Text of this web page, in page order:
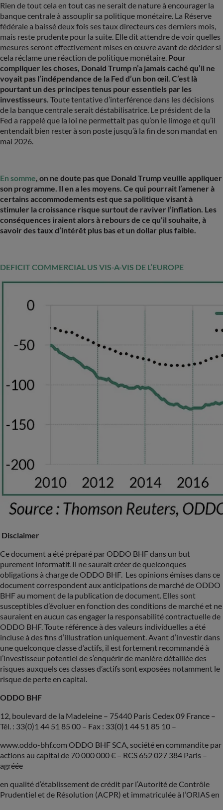
Rien de tout cela en tout cas ne serait de nature à encourager la
banque centrale à assouplir sa politique monétaire. La Réserve
fédérale a baissé deux fois ses taux directeurs ces derniers mois,
mais reste prudente pour la suite. Elle dit attendre de voir quelles
mesures seront effectivement mises en œuvre avant de décider si
cela réclame une réaction de politique monétaire. Pour
compliquer les choses, Donald Trump n’a jamais caché qu’il ne
voyait pas l’indépendance de la Fed d’un bon œil. C’est là
pourtant un des principes tenus pour essentiels par les
investisseurs. Toute tentative d’interférence dans les décisions
de la banque centrale serait déstabilisatrice. Le président de la
Fed a rappelé que la loi ne permettait pas qu’on le limoge et qu’il
entendait bien rester à son poste jusqu’à la fin de son mandat en
mai 2026.
En somme, on ne doute pas que Donald Trump veuille appliquer
son programme. Il en a les moyens. Ce qui pourrait l’amener à
certains accommodements est que sa politique visant à
stimuler la croissance risque surtout de raviver l’inflation. Les
conséquences iraient alors à rebours de ce qu’il souhaite, à
savoir des taux d’intérêt plus bas et un dollar plus faible.
DEFICIT COMMERCIAL US VIS-A-VIS DE L’EUROPE
Disclaimer
Ce document a été préparé par ODDO BHF dans un but
purement informatif. Il ne saurait créer de quelconques
obligations à charge de ODDO BHF. Les opinions émises dans ce
document correspondent aux anticipations de marché de ODDO
BHF au moment de la publication de document. Elles sont
susceptibles d’évoluer en fonction des conditions de marché et ne
sauraient en aucun cas engager la responsabilité contractuelle de
ODDO BHF. Toute référence à des valeurs individuelles a été
incluse à des fins d’illustration uniquement. Avant d’investir dans
une quelconque classe d’actifs, il est fortement recommandé à
l’investisseur potentiel de s’enquérir de manière détaillée des
risques auxquels ces classes d’actifs sont exposées notamment le
risque de perte en capital.
ODDO BHF
12, boulevard de la Madeleine – 75440 Paris Cedex 09 France –
Tél. : 33(0)1 44 51 85 00 – Fax : 33(0)1 44 51 85 10 –
www.oddo-bhf.com ODDO BHF SCA, société en commandite par
actions au capital de 70 000 000 € – RCS 652 027 384 Paris –
agréée
en qualité d’établissement de crédit par l’Autorité de Contrôle
Prudentiel et de Résolution (ACPR) et immatriculée à l’ORIAS en